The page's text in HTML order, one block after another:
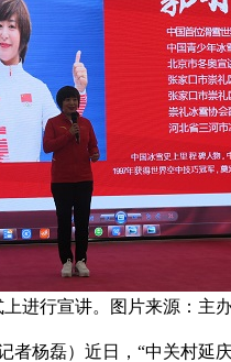
进行宣讲。图片来源：主
者杨磊）近日，“中关村延